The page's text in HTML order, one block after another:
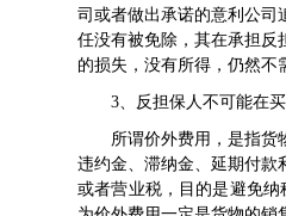
司或者做出承诺的意利公司
任没有被免除，其在承担反
的损失，没有所得，仍然不
3、反担保人不可能在
所谓价外费用，是指货
违约金、滞纳金、延期付款
或者营业税，目的是避免